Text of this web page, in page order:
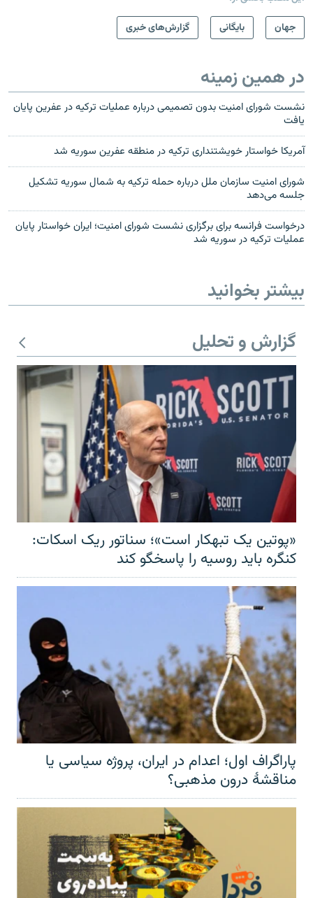
جهان
بایگانی گزارش‌های خبری
در همین زمینه
نشست شورای امنیت بدون تصمیمی درباره عملیات ترکیه در عفرین پایان
یافت
آمریکا خواستار خویشتنداری ترکیه در منطقه عفرین سوریه شد
شورای امنیت سازمان ملل درباره حمله ترکیه به شمال سوریه تشکیل
جلسه می‌دهد
درخواست فرانسه برای برگزاری نشست شورای امنیت؛ ایران خواستار پایان
عملیات ترکیه در سوریه شد
بیشتر بخوانید
گزارش و تحلیل
«پوتین یک تبهکار است»؛ سناتور ریک اسکات:
کنگره باید روسیه را پاسخگو کند
پاراگراف اول؛ اعدام در ایران، پروژه سیاسی یا
مناقشهٔ درون مذهبی؟